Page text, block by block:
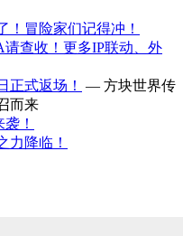
！冒险家们记得冲！
请查收！更多IP联动、外
正式返场！
— 方块世界传
而来
！
力降临！